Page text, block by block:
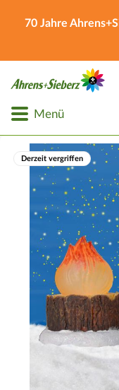
70 Jahre
Menü
Derzeit vergriffen